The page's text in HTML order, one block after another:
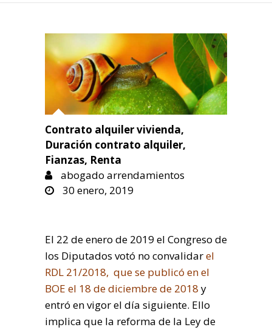
Contrato alquiler vivienda,
Duración contrato alquiler,
Fianzas, Renta
abogado arrendamientos
30 enero, 2019
El 22 de enero de 2019 el Congreso de
los Diputados votó no convalidarel
RDL 21/2018, que se publicó en el
BOE el 18 de diciembre de 2018 y
entró en vigor el día siguiente. Ello
implica que la reforma de la Ley de